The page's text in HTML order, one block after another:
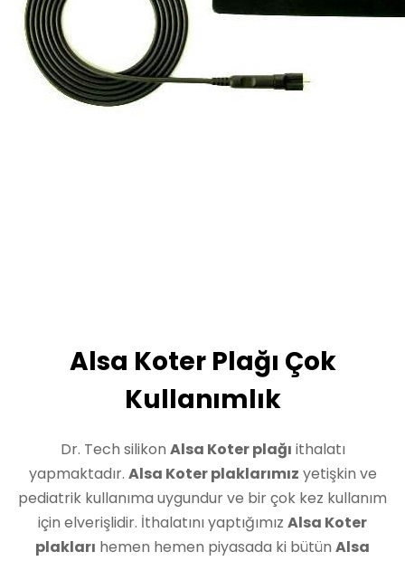
Alsa Koter Plağı Çok
Kullanımlık
Dr. Tech silikon Alsa Koter plağı ithalatı
yapmaktadır. Alsa Koter plaklarımız yetişkin ve
pediatrik kullanıma uygundur ve bir çok kez kullanım
için elverişlidir. İthalatını yaptığımız Alsa Koter
plakları hemen hemen piyasada ki bütün Alsa